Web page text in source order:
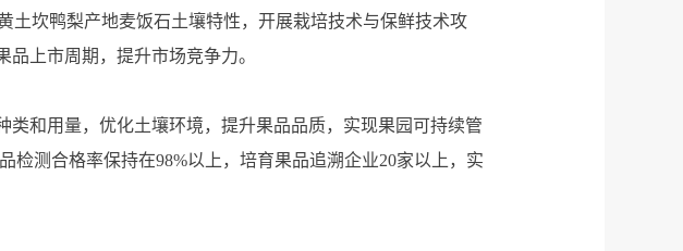
土坎鸭梨产地麦饭石土壤特性，开展栽培技术与保鲜技术攻
上市周期，提升市场竞争力。
和用量，优化土壤环境，提升果品品质，实现果园可持续管
检测合格率保持在98%以上，培育果品追溯企业20家以上，实